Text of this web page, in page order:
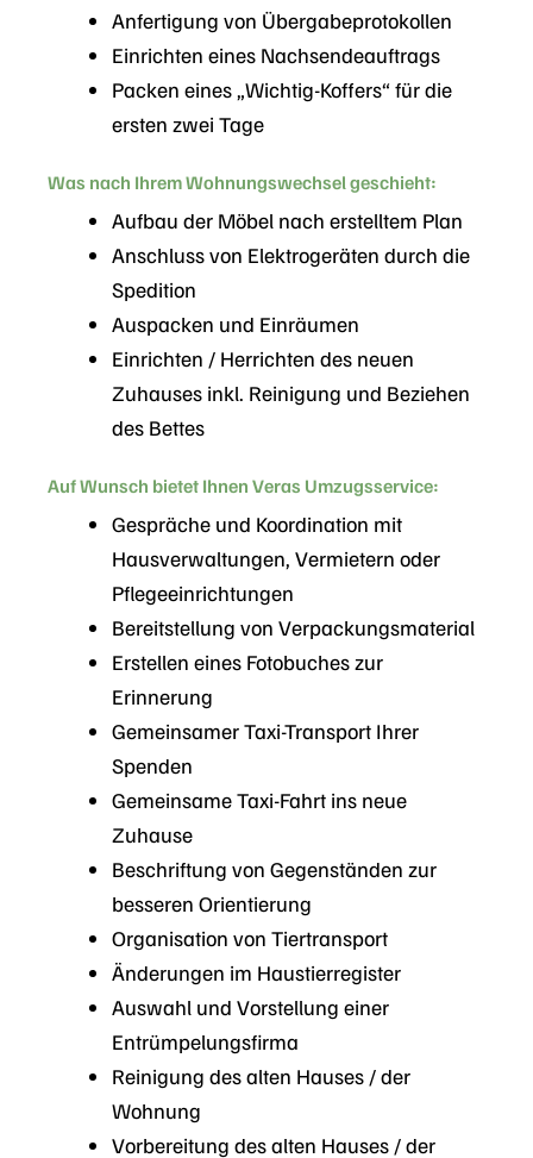
Anfertigung von Übergabeprotokollen
Einrichten eines Nachsendeauftrags
Packen eines „Wichtig-Koffers“ für die
ersten zwei Tage
Was nach Ihrem Wohnungswechsel geschieht:
Aufbau der Möbel nach erstelltem Plan
Anschluss von Elektrogeräten durch die
Spedition
Auspacken und Einräumen
Einrichten / Herrichten des neuen
Zuhauses inkl. Reinigung und Beziehen
des Bettes
Auf Wunsch bietet Ihnen Veras Umzugsservice:
Gespräche und Koordination mit
Hausverwaltungen, Vermietern oder
Pflegeeinrichtungen
Bereitstellung von Verpackungsmaterial
Erstellen eines Fotobuches zur
Erinnerung
Gemeinsamer Taxi-Transport Ihrer
Spenden
Gemeinsame Taxi-Fahrt ins neue
Zuhause
Beschriftung von Gegenständen zur
besseren Orientierung
Organisation von Tiertransport
Änderungen im Haustierregister
Auswahl und Vorstellung einer
Entrümpelungsfirma
Reinigung des alten Hauses / der
Wohnung
Vorbereitung des alten Hauses / der